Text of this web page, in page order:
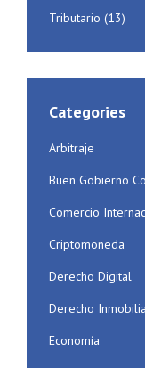
Tributario (13)
Categories
Arbitraje
Buen Gobierno
Comercio
Criptomoneda
Derecho Digital
Derecho
Economía